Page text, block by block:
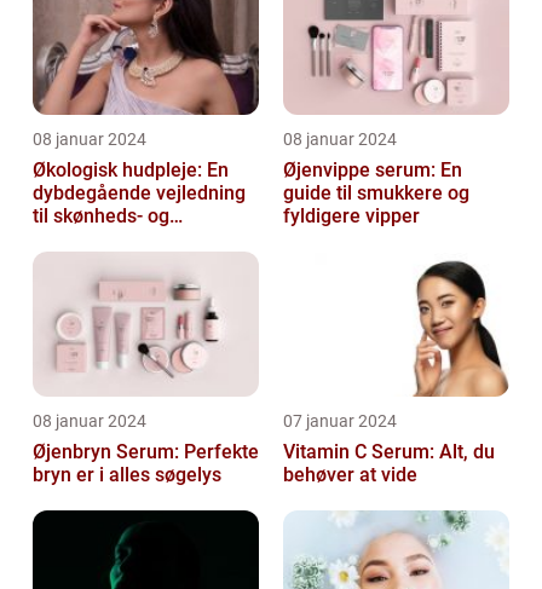
08 januar 2024
Økologisk hudpleje: En
dybdegående vejledning
til skønheds- og
08 januar 2024
Øjenvippe serum: En
guide til smukkere og
fyldigere vipper
08 januar 2024
Øjenbryn Serum: Perfekte
bryn er i alles søgelys
07 januar 2024
Vitamin C Serum: Alt, du
behøver at vide